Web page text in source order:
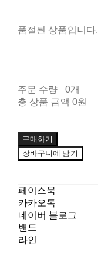
품절된 상품입니다.
주문 수량
0개
총 상품 금액 0원
구매하기
장바구니에 담기
페이스북
카카오톡
네이버 블로그
밴드
라인